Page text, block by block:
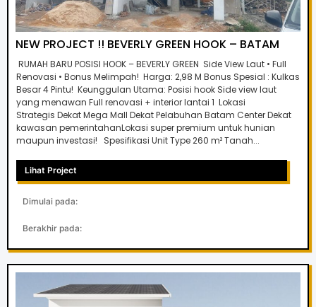
NEW PROJECT !! BEVERLY GREEN HOOK – BATAM
RUMAH BARU POSISI HOOK – BEVERLY GREEN Side View Laut • Full
Renovasi • Bonus Melimpah! Harga: 2,98 M Bonus Spesial : Kulkas
Besar 4 Pintu! Keunggulan Utama: Posisi hook Side view laut
yang menawan Full renovasi + interior lantai 1 Lokasi
Strategis Dekat Mega Mall Dekat Pelabuhan Batam Center Dekat
kawasan pemerintahanLokasi super premium untuk hunian
maupun investasi! Spesifikasi Unit Type 260 m² Tanah...
Lihat Project
Dimulai pada:
Berakhir pada: